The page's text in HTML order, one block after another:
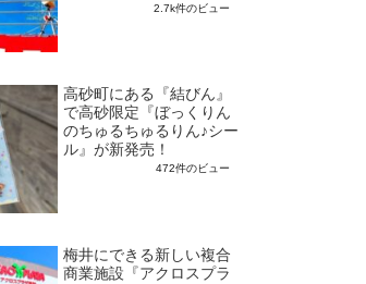
2.7k件のビュー
高砂町にある『結びん』
で高砂限定『ぼっくりん
のちゅるちゅるりん♪シー
ル』が新発売！
472件のビュー
梅井にできる新しい複合
商業施設『アクロスプラ